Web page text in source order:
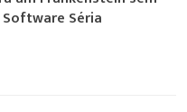
Séria